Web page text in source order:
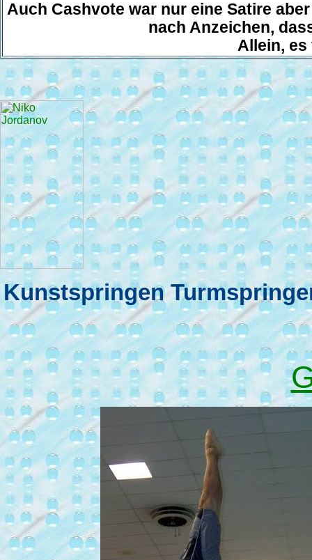
Auch Cashvote war nur eine Satire
nach Anzeichen,
Allein, es
Kunstspringen